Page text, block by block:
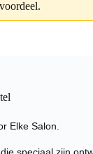
Elke Salon.